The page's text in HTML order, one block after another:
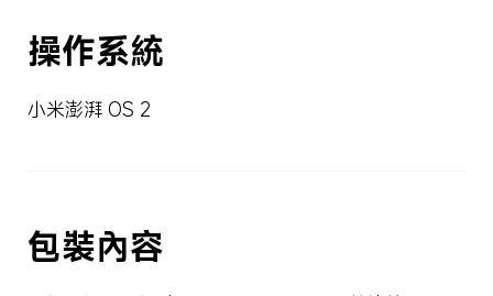
操作系統
小米澎湃 OS 2
包裝內容